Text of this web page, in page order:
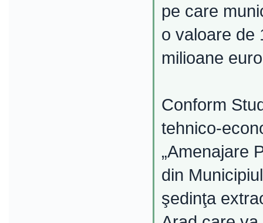
pe care
o valoare de
milioane
Conform
tehnico-
„Amenajare
din
şedinţa